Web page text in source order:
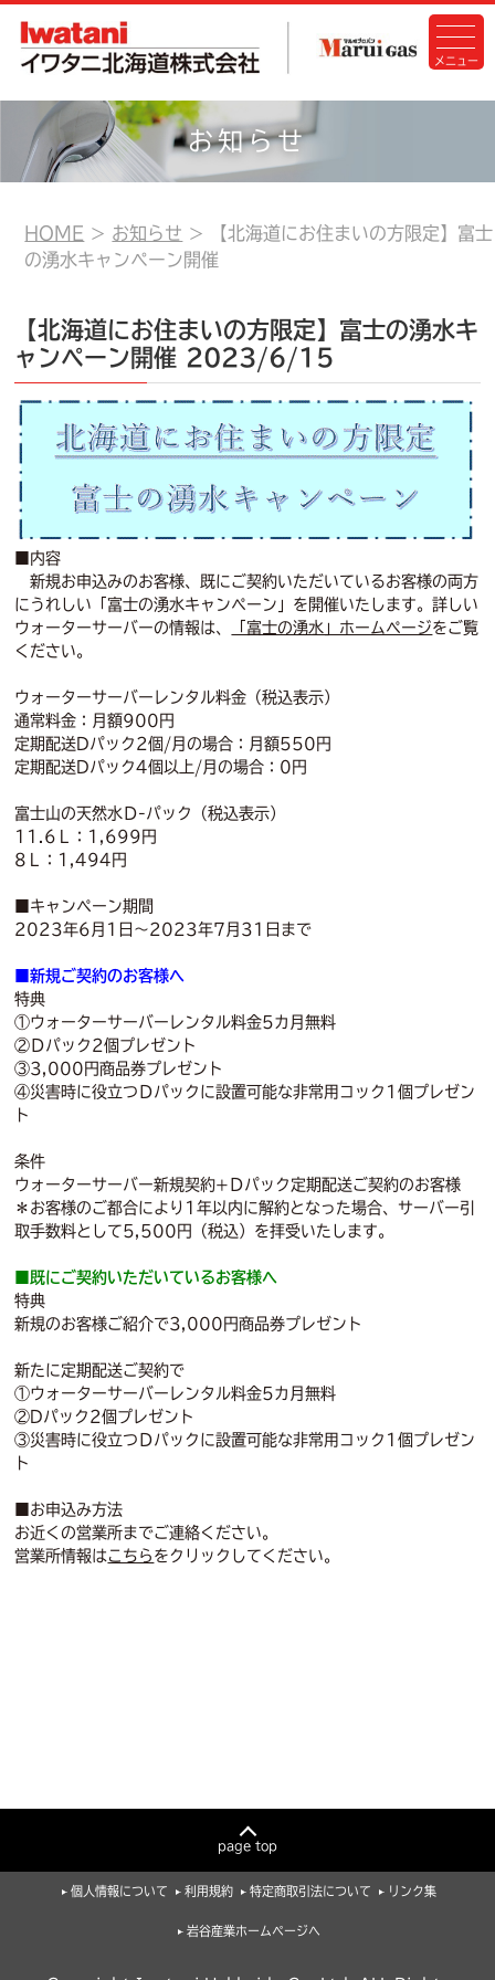
お知らせ
HOME お知らせ
【北海道にお住まいの方限定】富士
の湧水キャンペーン開催
【北海道にお住まいの方限定】富士の湧水キ
ャンペーン開催 2023/6/15
■内容
新規お申込みのお客様、既にご契約いただいているお客様の両方
にうれしい「富士の湧水キャンペーン」を開催いたします。詳しい
ウォーターサーバーの情報は、
「富士の湧水」ホームページをご覧
ください。
ウォーターサーバーレンタル料金（税込表示）
通常料金：月額900円
定期配送Dパック2個/月の場合：月額550円
定期配送Dパック4個以上/月の場合：0円
富士山の天然水Ｄ-パック（税込表示）
11.6Ｌ：1,699円
8Ｌ：1,494円
■キャンペーン期間
2023年6月1日～2023年7月31日まで
■新規ご契約のお客様へ
特典
①ウォーターサーバーレンタル料金5カ月無料
②Ｄパック2個プレゼント
③3,000円商品券プレゼント
④災害時に役立つＤパックに設置可能な非常用コック1個プレゼン
ト
条件
ウォーターサーバー新規契約+Ｄパック定期配送ご契約のお客様
＊お客様のご都合により1年以内に解約となった場合、サーバー引
取手数料として5,500円（税込）を拝受いたします。
■既にご契約いただいているお客様へ
特典
新規のお客様ご紹介で3,000円商品券プレゼント
新たに定期配送ご契約で
①ウォーターサーバーレンタル料金5カ月無料
②Dパック2個プレゼント
③災害時に役立つＤパックに設置可能な非常用コック1個プレゼン
ト
■お申込み方法
お近くの営業所までご連絡ください。
営業所情報は こちら をクリックしてください。
page top
個人情報について 利用規約 特定商取引法について リンク集
岩谷産業ホームページへ